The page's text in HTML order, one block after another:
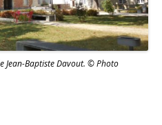
Jean-Baptiste Davout. © Photo